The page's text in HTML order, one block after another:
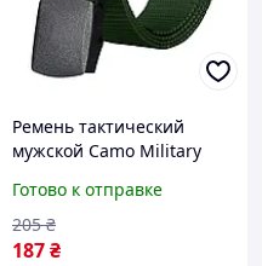
Ремень тактический
мужской Camo Military
Готово к отправке
187₴
205 ₴